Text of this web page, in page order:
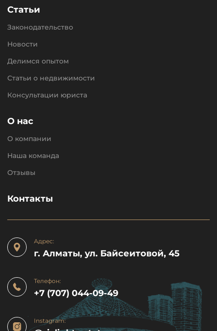
Статьи
Законодательство
Новости
Делимся опытом
Статьи о недвижимости
Консультации юриста
О нас
О компании
Наша команда
Отзывы
Контакты
Адрес:
г. Алматы, ул. Байсеитовой, 45
Телефон:
+7 (707) 044-09-49
Instagram: